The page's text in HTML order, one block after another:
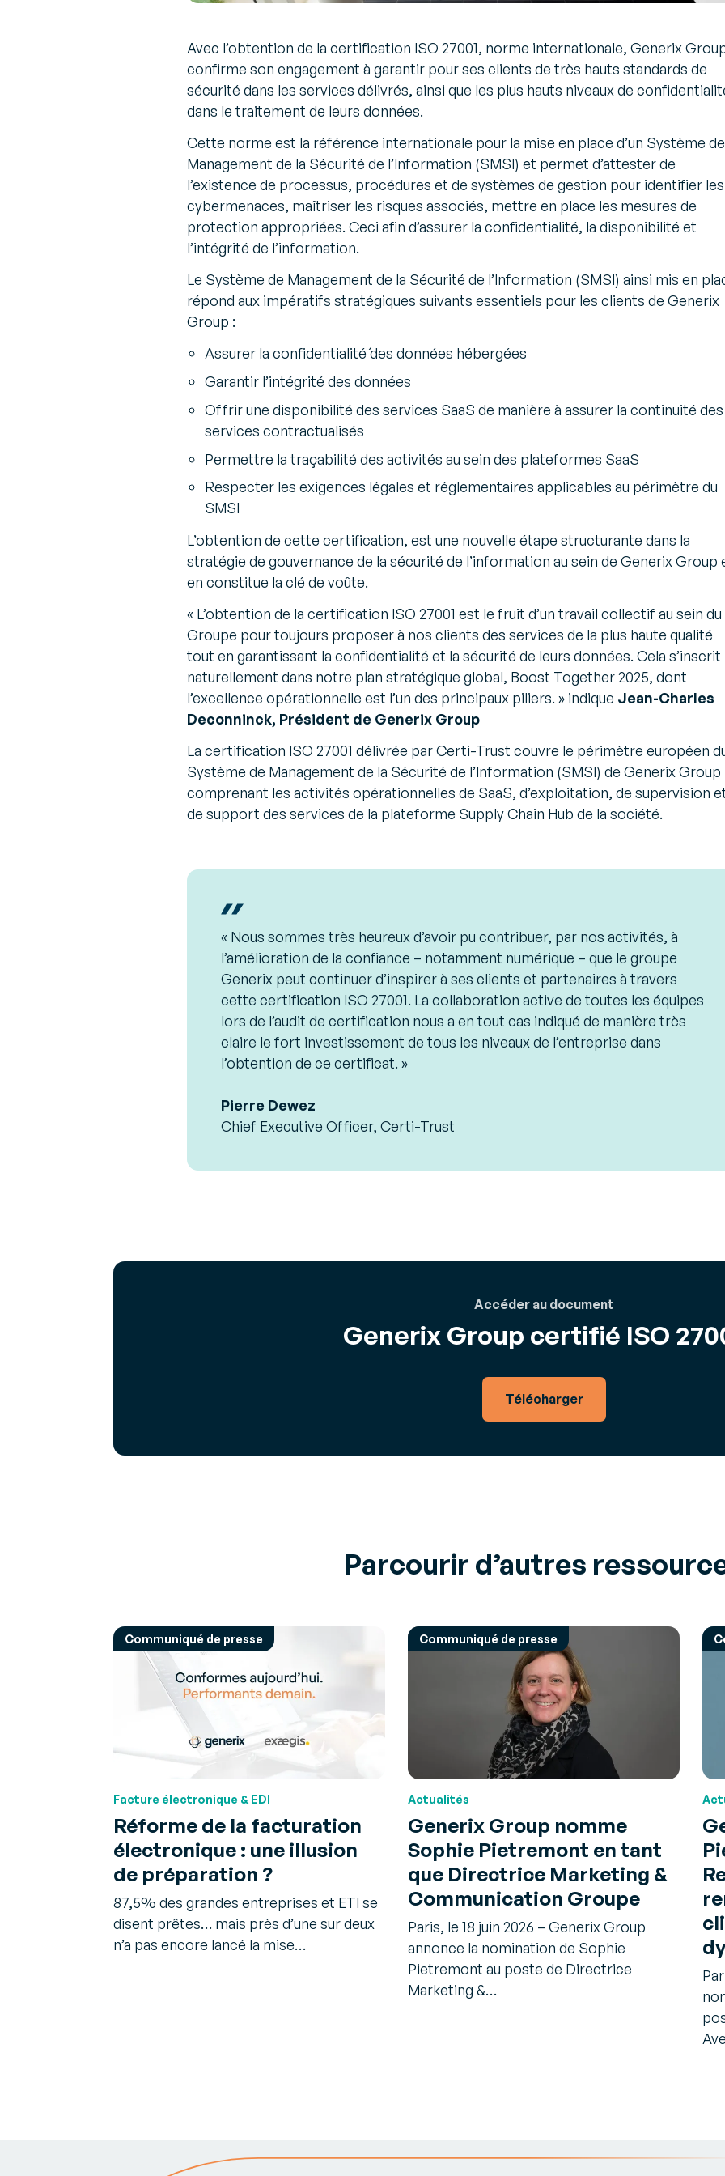
Avec l’obtention de la certification ISO 27001, norme internationale, Generix
confirme son engagement à garantir pour ses clients de très hauts standards de
sécurité dans les services délivrés, ainsi que les plus hauts niveaux de
dans le traitement de leurs données.
Cette norme est la référence internationale pour la mise en place d’un Système de
Management de la Sécurité de l’Information (SMSI) et permet d’attester de
l’existence de processus, procédures et de systèmes de gestion pour identifier les
cybermenaces, maîtriser les risques associés, mettre en place les mesures de
protection appropriées. Ceci afin d’assurer la confidentialité, la disponibilité et
l’intégrité de l’information.
Le Système de Management de la Sécurité de l’Information (SMSI) ainsi mis en
répond aux impératifs stratégiques suivants essentiels pour les clients de Generix
Group :
Assurer la confidentialité́ des données hébergées
Garantir l’intégrité des données
Offrir une disponibilité des services SaaS de manière à assurer la continuité des
services contractualisés
Permettre la traçabilité des activités au sein des plateformes SaaS
Respecter les exigences légales et réglementaires applicables au périmètre du
SMSI
L’obtention de cette certification, est une nouvelle étape structurante dans la
stratégie de gouvernance de la sécurité de l’information au sein de Generix Group
en constitue la clé de voûte.
« L’obtention de la certification ISO 27001 est le fruit d’un travail collectif au sein du
Groupe pour toujours proposer à nos clients des services de la plus haute qualité
tout en garantissant la confidentialité et la sécurité de leurs données. Cela s’inscrit
naturellement dans notre plan stratégique global, Boost Together 2025, dont
l’excellence opérationnelle est l’un des principaux piliers. » indique Jean-Charles
Deconninck, Président de Generix Group
La certification ISO 27001 délivrée par Certi-Trust couvre le périmètre européen
Système de Management de la Sécurité de l’Information (SMSI) de Generix Group
comprenant les activités opérationnelles de SaaS, d’exploitation, de supervision
de support des services de la plateforme Supply Chain Hub de la société.
« Nous sommes très heureux d’avoir pu contribuer, par nos activités, à
l’amélioration de la confiance – notamment numérique – que le groupe
Generix peut continuer d’inspirer à ses clients et partenaires à travers
cette certification ISO 27001. La collaboration active de toutes les équipes
lors de l’audit de certification nous a en tout cas indiqué de manière très
claire le fort investissement de tous les niveaux de l’entreprise dans
l’obtention de ce certificat. »
Pierre Dewez
Chief Executive Officer, Certi-Trust
Accéder au document
Generix Group certifié ISO
Télécharger
Parcourir d’autres
Communiqué de presse
Facture électronique & EDI
Réforme de la facturation
électronique : une illusion
de préparation ?
87,5% des grandes entreprises et ETI se
disent prêtes… mais près d’une sur deux
n’a pas encore lancé la mise…
Communiqué de presse
Actualités
Generix Group nomme
Sophie Pietremont en tant
que Directrice Marketing &
Communication Groupe
Paris, le 18 juin 2026 – Generix Group
annonce la nomination de Sophie
Pietremont au poste de Directrice
Marketing &…